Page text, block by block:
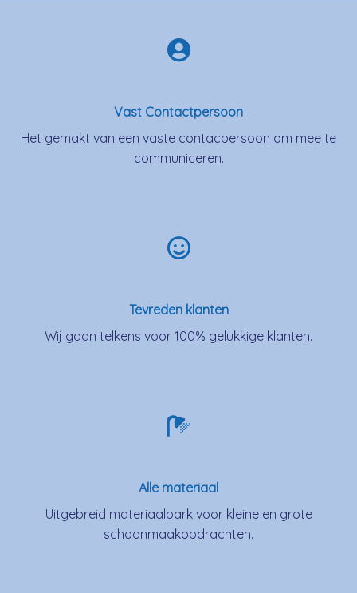
Vast Contactpersoon
Het gemakt van een vaste contacpersoon om mee te
communiceren.
Tevreden klanten
Wij gaan telkens voor 100% gelukkige klanten.
Alle materiaal
Uitgebreid materiaalpark voor kleine en grote
schoonmaakopdrachten.